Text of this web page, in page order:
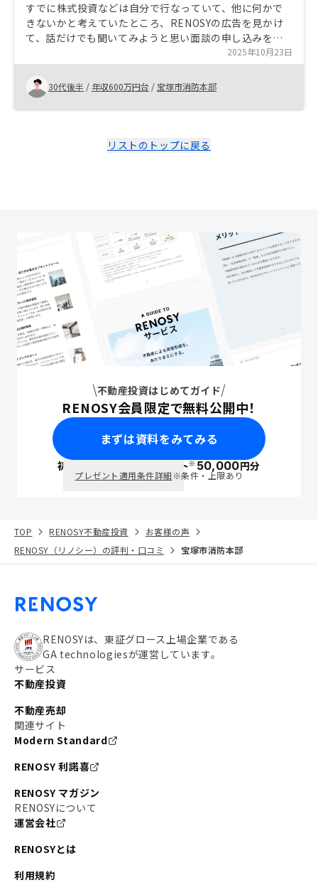
すでに株式投資などは自分で行なっていて、他に何かで
きないかと考えていたところ、RENOSYの広告を見かけ
て、話だけでも聞いてみようと思い面談の申し込みをし
ました。 担当の方の話を聞いていく中で、リスクが少な
く月々の費用も安く投資を始められるという点に魅力を
感じ始めました。
2025年10月23日
30代後半 / 年収600万円台 / 宝塚市消防本部
リストのトップに戻る
不動産投資はじめてガイド
RENOSY会員限定で無料公開中！
まずは資料をみてみる
初回面談で ポイント※50,000円分
プレゼント適用条件詳細※条件・上限あり
TOP RENOSY不動産投資
お客様の声
RENOSY（リノシー）の評判・口コミ
宝塚市消防本部
RENOSYは、東証グロース上場企業である
GA technologiesが運営しています。
サービス
不動産投資
不動産売却
関連サイト
Modern Standard
RENOSY 利諾喜
RENOSY マガジン
RENOSYについて
運営会社
RENOSYとは
利用規約